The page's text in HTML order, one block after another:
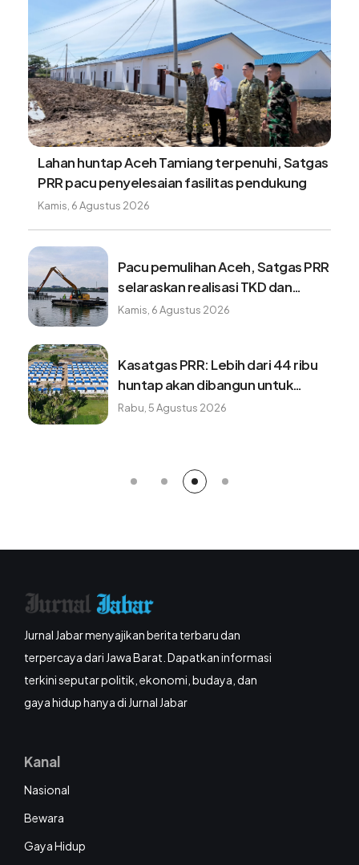
Lahan huntap Aceh Tamiang terpenuhi, Satgas
PRR pacu penyelesaian fasilitas pendukung
Kamis, 6 Agustus 2026
Pacu pemulihan Aceh, Satgas PRR
selaraskan realisasi TKD dan
program K/L
Kamis, 6 Agustus 2026
Kasatgas PRR: Lebih dari 44 ribu
huntap akan dibangun untuk
penyintas bencana
Rabu, 5 Agustus 2026
Jurnal Jabar menyajikan berita terbaru dan
terpercaya dari Jawa Barat. Dapatkan informasi
terkini seputar politik, ekonomi, budaya, dan
gaya hidup hanya di Jurnal Jabar
Kanal
Nasional
Bewara
Gaya Hidup